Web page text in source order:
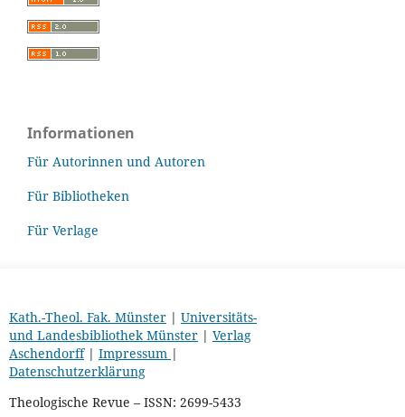
Informationen
Für Autorinnen und Autoren
Für Bibliotheken
Für Verlage
Kath.-Theol. Fak. Münster| Universitäts-
und Landesbibliothek Münster| Verlag
Aschendorff| Impressum |
Datenschutzerklärung
Theologische Revue – ISSN: 2699-5433